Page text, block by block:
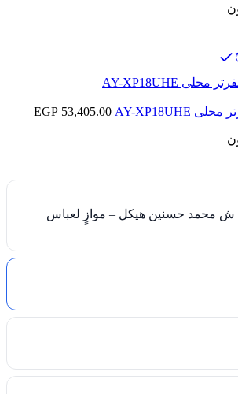
EGP 53,405.00
فرع م.نصر: 77 ش محمد حسنين هيكل – موازٍ لعباس